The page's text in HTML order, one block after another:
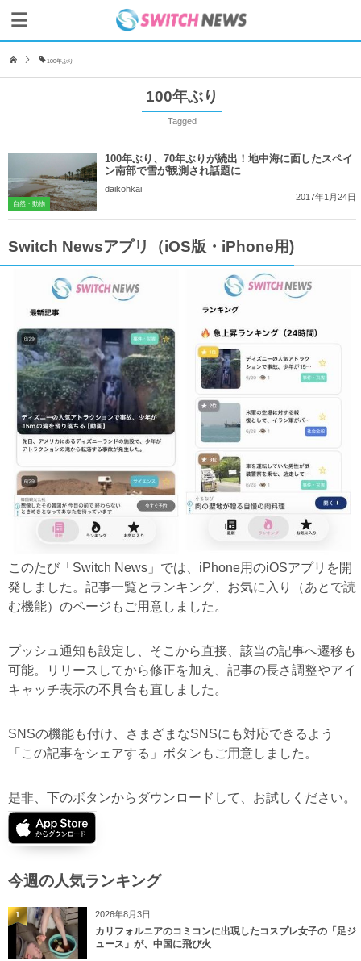
100年ぶり
100年ぶり
Tagged
自然・動物
100年ぶり、70年ぶりが続出！地中海に面したスペイ
ン南部で雪が観測され話題に
daikohkai
2017年1月24日
Switch Newsアプリ（iOS版・iPhone用)
このたび「Switch News」では、iPhone用のiOSアプリを開
発しました。記事一覧とランキング、お気に入り（あとで読
む機能）のページもご用意しました。
プッシュ通知も設定し、そこから直接、該当の記事へ遷移も
可能。リリースしてから修正を加え、記事の長さ調整やアイ
キャッチ表示の不具合も直しました。
SNSの機能も付け、さまざまなSNSにも対応できるよう
「この記事をシェアする」ボタンもご用意しました。
是非、下のボタンからダウンロードして、お試しください。
今週の人気ランキング
2026年8月3日
カリフォルニアのコミコンに出現したコスプレ女子の「足ジ
ュース」が、中国に飛び火
1